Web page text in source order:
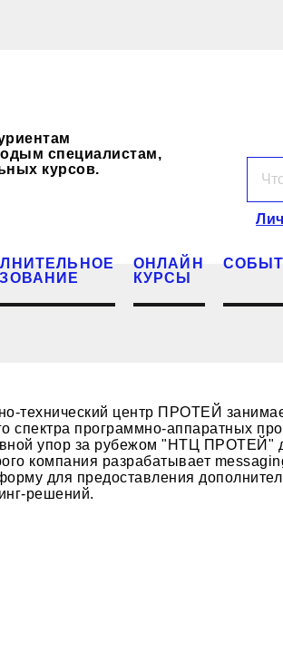
специалистам,
курсов.
ОНЛАЙН
КУРСЫ
технический центр ПРОТЕЙ
спектра программно-аппаратных
упор за рубежом "НТЦ ПРОТЕЙ"
компания разрабатывает
для предоставления
решений.